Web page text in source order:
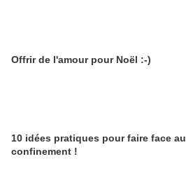
Offrir de l'amour pour Noël :-)
10 idées pratiques pour faire face au
confinement !